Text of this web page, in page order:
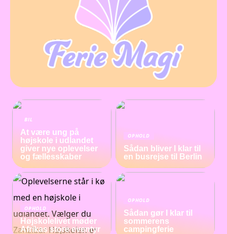
BIL
At være ung på
højskole i udlandet
giver nye oplevelser
og fællesskaber
OPHOLD
Sådan bliver I klar til
en busrejse til Berlin
OPHOLD
Højskolelivet møder
Afrikas store eventyr
OPHOLD
Sådan gør I klar til
sommerens
campingferie